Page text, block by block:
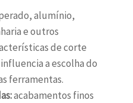
alumínio,
e outros
de corte
a escolha do
ferramentas.
acabamentos finos